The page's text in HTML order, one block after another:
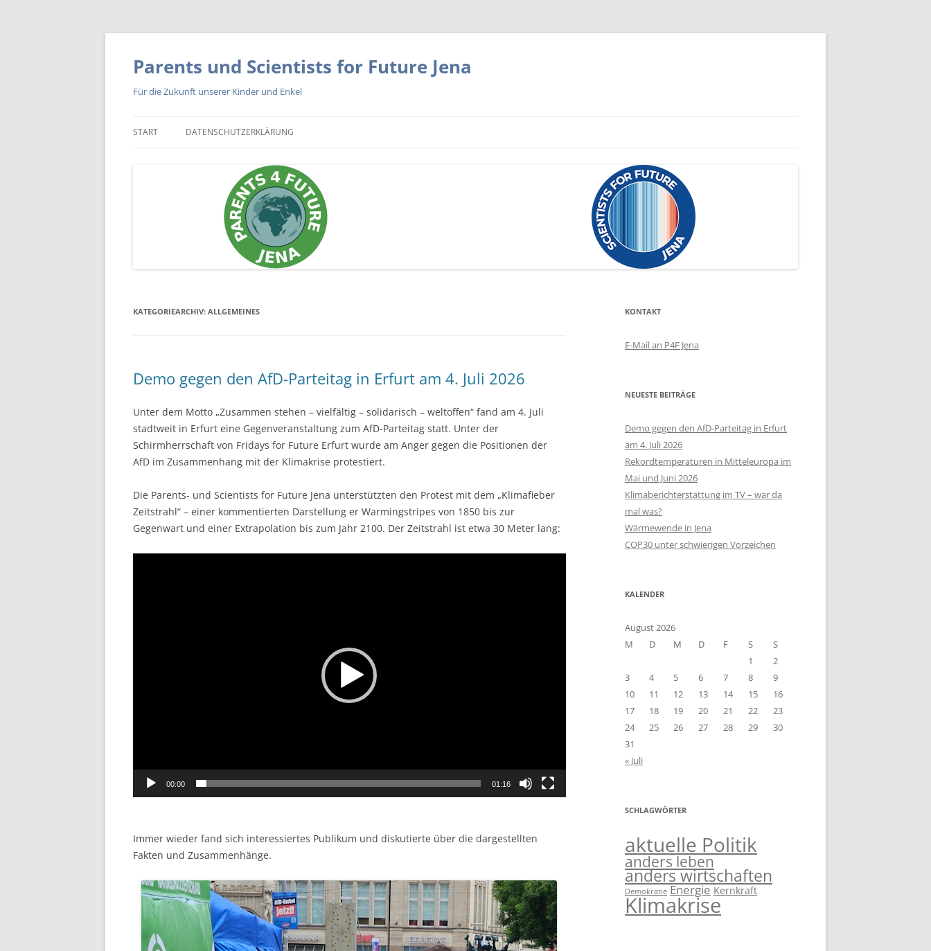
Zum
Parents und Scientists for Future Jena
Für die Zukunft unserer Kinder und Enkel
START DATENSCHUTZERKLÄRUNG
KATEGORIEARCHIV: ALLGEMEINES
Demo gegen den AfD-Parteitag in Erfurt am 4. Juli 2026
Unter dem Motto „Zusammen stehen – vielfältig – solidarisch – weltoffen“ fand am 4. Juli
stadtweit in Erfurt eine Gegenveranstaltung zum AfD-Parteitag statt. Unter der
Schirmherrschaft von Fridays for Future Erfurt wurde am Anger gegen die Positionen der
AfD im Zusammenhang mit der Klimakrise protestiert.
Die Parents- und Scientists for Future Jena unterstützten den Protest mit dem „Klimafieber
Zeitstrahl“ – einer kommentierten Darstellung er Warmingstripes von 1850 bis zur
Gegenwart und einer Extrapolation bis zum Jahr 2100. Der Zeitstrahl ist etwa 30 Meter lang:
00:00 01:16
Immer wieder fand sich interessiertes Publikum und diskutierte über die dargestellten
Fakten und Zusammenhänge.
KONTAKT
E-Mail an P4F Jena
NEUESTE BEITRÄGE
Demo gegen den AfD-Parteitag in Erfurt
am 4. Juli 2026
Rekordtemperaturen in Mitteleuropa im
Mai und Juni 2026
Klimaberichterstattung im TV – war da
mal was?
Wärmewende in Jena
COP30 unter schwierigen Vorzeichen
KALENDER
August 2026
M
D M D F S
S
1
2
3
4 5 6 7 8
9
10
11 12 13 14 15
16
17
18 19 20 21 22
23
24
25 26 27 28 29
30
31
« Juli
SCHLAGWÖRTER
aktuelle Politik
anders leben
anders wirtschaften
Demokratie Energie Kernkraft
Klimakrise